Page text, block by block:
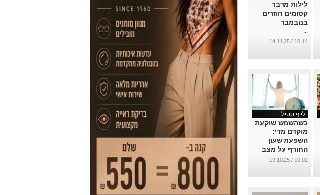
לילות מדבר
קסומים חוזרים
בנובמבר
...
10:14 / 14.11.25
לייף סטייל
כשהשמש שוקעת
מוקדם מדי:
השפעת שעון
החורף על מצב
הרוח והתזונה
...
10:02 / 19.10.25